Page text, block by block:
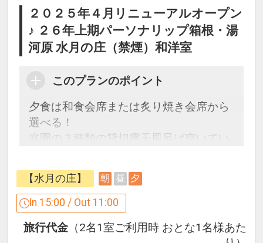
２０２５年４月リニューアルオープン
♪ ２６年上期パーソナリップ箱根・湯
河原 水月の庄（禁煙）和洋室
このプランのポイント
夕食は和食会席または炙り焼き会席から
選べる！
庭園の３種類の貸切露天風呂ば空いてい
ウエルカムドリンク付☆
ここがポイント！
時間コーヒー・紅茶をご用意）
【水月の庄】 朝 昼 夕
In 15:00 / Out 11:00
旅行代金 （2名1室ご利用時 おとな1名様あた